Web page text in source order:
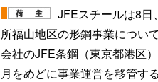
JFEスチールは8日
所福山地区の形鋼事業につい
会社のJFE条鋼（東京都港区
月をめどに事業運営を移管す